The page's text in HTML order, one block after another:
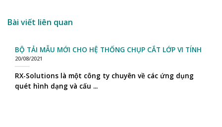
Bài viết liên quan
BỘ TẢI MẪU MỚI CHO HỆ THỐNG CHỤP CẮT LỚP VI TÍNH
20/08/2021
RX-Solutions là một công ty chuyên về các ứng dụng
quét hình dạng và cấu ...